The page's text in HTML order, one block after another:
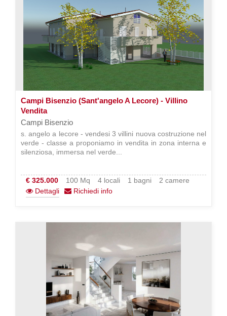
Campi Bisenzio (Sant'angelo A Lecore) - Villino
Vendita
Campi Bisenzio
s. angelo a lecore - vendesi 3 villini nuova costruzione nel
verde - classe a proponiamo in vendita in zona interna e
silenziosa, immersa nel verde...
€ 325.000 100 Mq 4 locali 1 bagni
2 camere
Dettagli
Richiedi info